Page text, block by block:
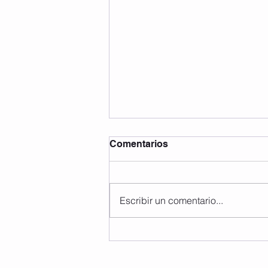
Comentarios
Escribir un comentario...